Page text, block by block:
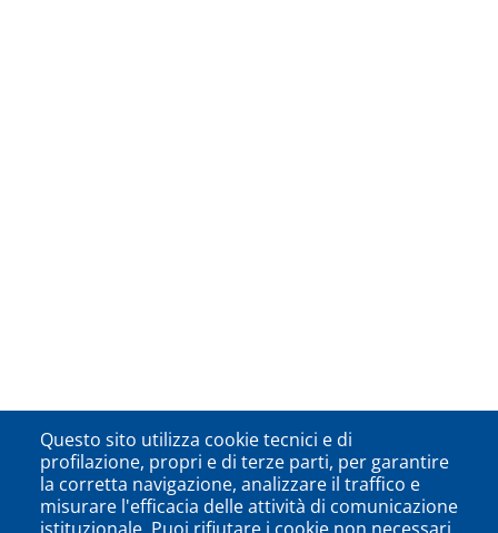
Questo sito utilizza cookie tecnici e di
profilazione, propri e di terze parti, per garantire
la corretta navigazione, analizzare il traffico e
misurare l'efficacia delle attività di comunicazione